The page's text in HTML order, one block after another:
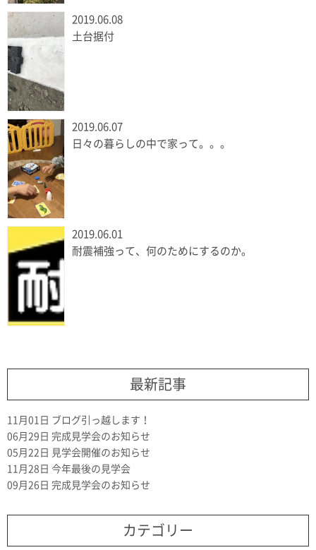
2019.06.08
土台据付
2019.06.07
日々の暮らしの中で家って。。。
2019.06.01
耐震補強って、何のためにするのか。
最新記事
11月01日 ブログ引っ越します！
06月29日 完成見学会のお知らせ
05月22日 見学会開催のお知らせ
11月28日 今年最後の見学会
09月26日 完成見学会のお知らせ
カテゴリー